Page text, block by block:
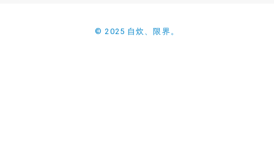
© 2025 自炊、限界。